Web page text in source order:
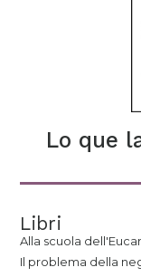
Lo que
Libri
Alla scuola
Il problema della